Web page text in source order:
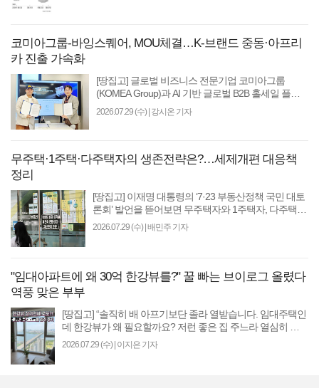
코미아그룹-바잉스퀘어, MOU체결…K-브랜드 중동·아프리
카 진출 가속화
[땅집고] 글로벌 비즈니스 전문기업 코미아그룹
(KOMEA Group)과 AI 기반 글로벌 B2B 홀세일 플랫
폼 기업 바잉스퀘어(BUYING SQUARE)가 글로벌 브
랜드의 중동 유통 확대와 K-브랜..
2026.07.29 (수)| 강시온 기자
무주택·1주택·다주택자의 생존전략은?…세제개편 대응책
정리
[땅집고] 이재명 대통령의 ‘7·23 부동산정책 국민 대토
론회’ 발언을 뜯어보면 무주택자와 1주택자, 다주택자
가 앞으로 취해야 할 전략이 달라진다는 분석이 나온
2026.07.29 (수)|배민주 기자
"임대아파트에 왜 30억 한강뷰를?" 꿀 빠는 브이로그 올렸다
역풍 맞은 부부
[땅집고] “솔직히 배 아프기보단 졸라 열받습니다. 임대주택인
데 한강뷰가 왜 필요할까요? 저런 좋은 집 주느라 열심히 사
는 중산층을 상대적 거지 만드는 기분입니..
2026.07.29 (수)| 이지은 기자